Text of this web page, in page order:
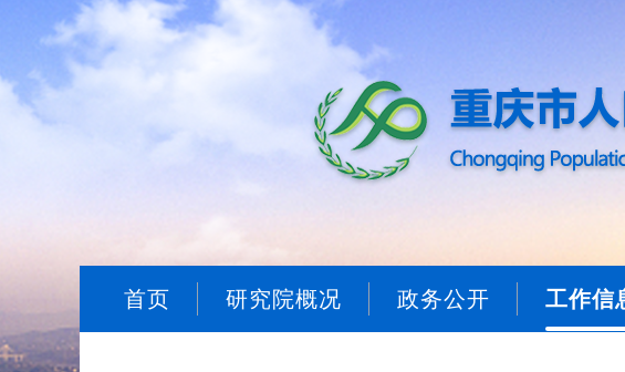
首页 研究院概况 政务公开 工作信